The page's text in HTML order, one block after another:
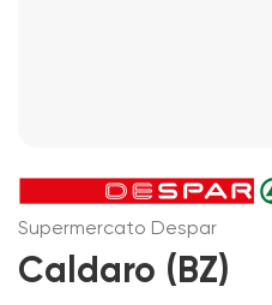
Supermercato Despar
Caldaro (BZ)